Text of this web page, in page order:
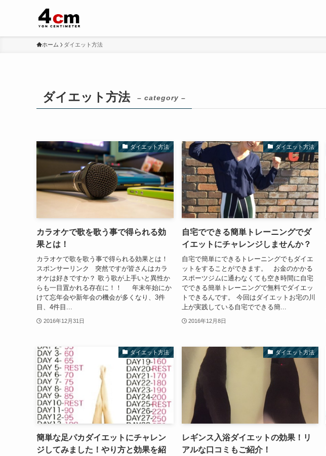
ホーム ダイエット方法
ダイエット方法 – category –
ダイエット方法
カラオケで歌を歌う事で得られる効
果とは！
カラオケで歌を歌う事で得られる効果とは！
スポンサーリンク 突然ですが皆さんはカラ
オケは好きですか？ 歌う歌が上手いと異性か
らも一目置かれる存在に！！ 年末年始にか
けて忘年会や新年会の機会が多くなり、3件
目、4件目...
2016年12月31日
ダイエット方法
自宅でできる簡単トレーニングでダ
イエットにチャレンジしませんか？
自宅で簡単にできるトレーニングでもダイエ
ットをすることができます。 お金のかかる
スポーツジムに通わなくても空き時間に自宅
でできる簡単トレーニングで無料でダイエッ
トできるんです。 今回はダイエットお宅の川
上が実践している自宅でできる簡...
2016年12月8日
ダイエット方法
簡単な足パカダイエットにチャレン
ジしてみました！やり方と効果を紹
ダイエット方法
レギンス入浴ダイエットの効果！リ
アルな口コミもご紹介！